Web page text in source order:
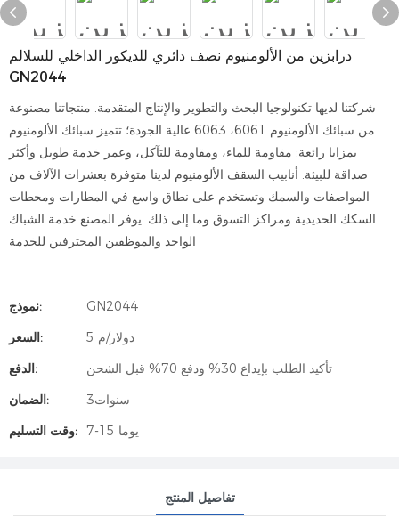
درابزين من الألومنيوم نصف دائري للديكور الداخلي للسلالم
GN2044
شركتنا لديها تكنولوجيا البحث والتطوير والإنتاج المتقدمة. منتجاتنا مصنوعة
من سبائك الألومنيوم 6061، 6063 عالية الجودة؛ تتميز سبائك الألومنيوم
بمزايا رائعة: مقاومة للماء، ومقاومة للتآكل، وعمر خدمة طويل وأكثر
صداقة للبيئة. أنابيب السقف الألومنيوم لدينا متوفرة بعشرات الآلاف من
المواصفات والسمك وتستخدم على نطاق واسع في المطارات ومحطات
السكك الحديدية ومراكز التسوق وما إلى ذلك. يوفر المصنع خدمة الشباك
الواحد والموظفين المحترفين للخدمة
نموذج:
GN2044
السعر:
5 دولار/م
الدفع:
تأكيد الطلب بإيداع 30% ودفع 70% قبل الشحن
الضمان:
سنوات3
وقت التسليم:
7-15 يوما
تفاصيل المنتج